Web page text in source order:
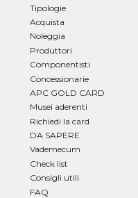
Tipologie
Acquista
Noleggia
Produttori
Componentisti
Concessionarie
APC GOLD CARD
Musei aderenti
Richiedi la card
DA SAPERE
Vademecum
Check list
Consigli utili
FAQ